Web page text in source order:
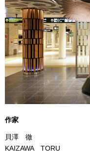
作家
貝澤 徹
KAIZAWA TORU